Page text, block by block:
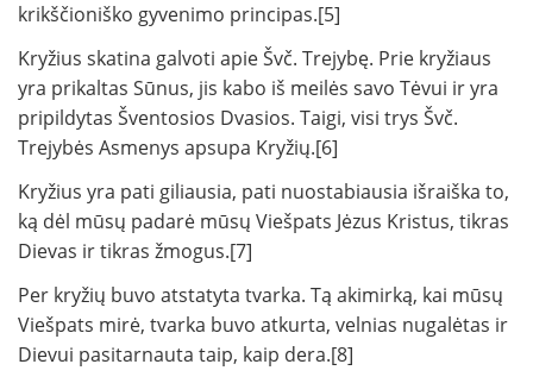
krikščioniško gyvenimo principas.[5]
Kryžius skatina galvoti apie Švč. Trejybę. Prie kryžiaus
yra prikaltas Sūnus, jis kabo iš meilės savo Tėvui ir yra
pripildytas Šventosios Dvasios. Taigi, visi trys Švč.
Trejybės Asmenys apsupa Kryžių.[6]
Kryžius yra pati giliausia, pati nuostabiausia išraiška to,
ką dėl mūsų padarė mūsų Viešpats Jėzus Kristus, tikras
Dievas ir tikras žmogus.[7]
Per kryžių buvo atstatyta tvarka. Tą akimirką, kai mūsų
Viešpats mirė, tvarka buvo atkurta, velnias nugalėtas ir
Dievui pasitarnauta taip, kaip dera.[8]